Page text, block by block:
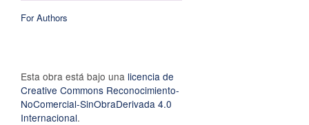
For Authors
Esta obra está bajo una licencia de
Creative Commons Reconocimiento-
NoComercial-SinObraDerivada 4.0
Internacional.